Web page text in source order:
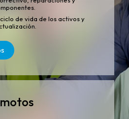
de vida de los activos y